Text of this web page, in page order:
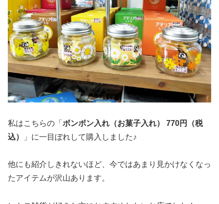
私はこちらの「 ボンボン入れ（お菓子入れ） 770円（税
込）
」に一目ぼれして購入しました♪
他にも紹介しきれないほど、今ではあまり見かけなくなっ
たアイテムが沢山あります。